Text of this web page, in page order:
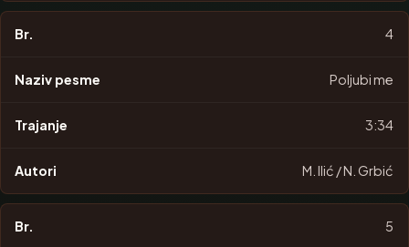
4
Poljubi me
3:34
M. Ilić / N. Grbić
5